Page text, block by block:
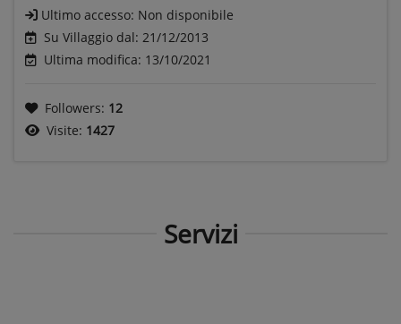
Ultimo accesso: Non disponibile
Su Villaggio dal: 21/12/2013
Ultima modifica: 13/10/2021
Followers: 12
Visite: 1427
Servizi